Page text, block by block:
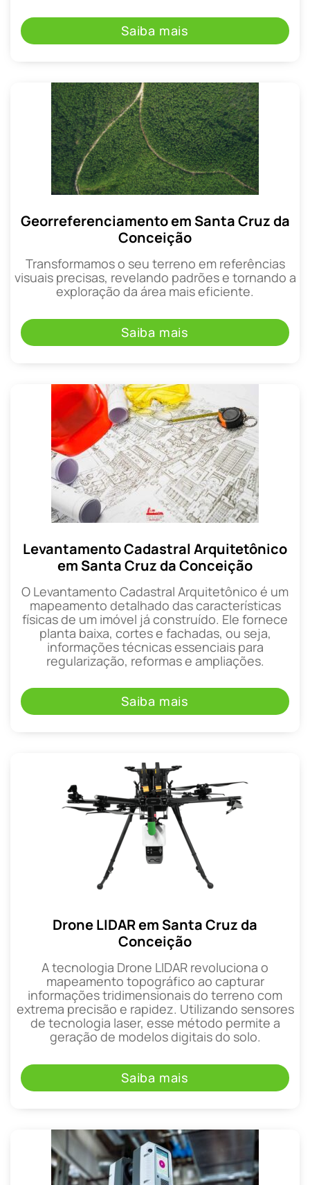
Saiba mais
Georreferenciamento em Santa Cruz da
Conceição
Transformamos o seu terreno em referências
visuais precisas, revelando padrões e tornando a
exploração da área mais eficiente.
Saiba mais
Levantamento Cadastral Arquitetônico
em Santa Cruz da Conceição
O Levantamento Cadastral Arquitetônico é um
mapeamento detalhado das características
físicas de um imóvel já construído. Ele fornece
planta baixa, cortes e fachadas, ou seja,
informações técnicas essenciais para
regularização, reformas e ampliações.
Saiba mais
Drone LIDAR em Santa Cruz da
Conceição
A tecnologia Drone LIDAR revoluciona o
mapeamento topográfico ao capturar
informações tridimensionais do terreno com
extrema precisão e rapidez. Utilizando sensores
de tecnologia laser, esse método permite a
geração de modelos digitais do solo.
Saiba mais